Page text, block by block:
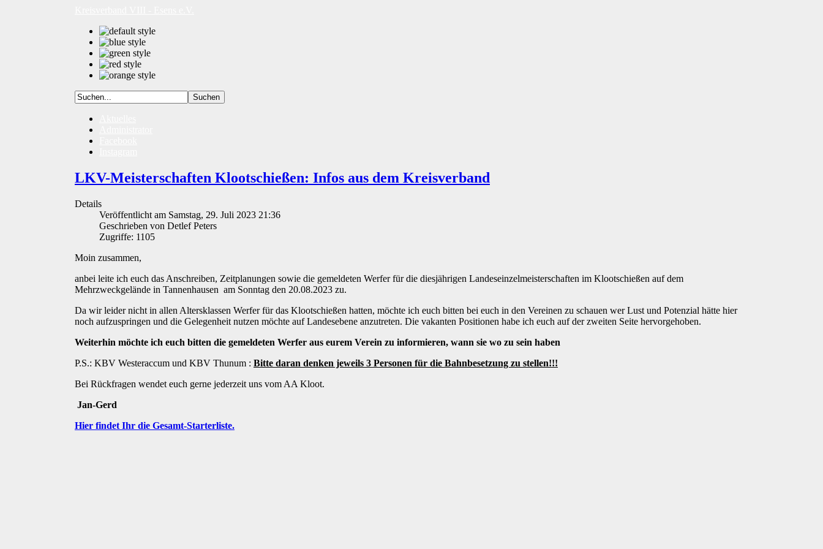
LKV-Meisterschaften Klootschießen: Infos aus dem Kreisverband
Details
Veröffentlicht am Samstag, 29. Juli 2023 21:36
Geschrieben von Detlef Peters
Zugriffe: 1105
Moin zusammen,
anbei leite ich euch das Anschreiben, Zeitplanungen sowie die gemeldeten Werfer für die diesjährigen Landeseinzelmeisterschaften im Klootschießen auf dem
Mehrzweckgelände in Tannenhausen am Sonntag den 20.08.2023 zu.
Da wir leider nicht in allen Altersklassen Werfer für das Klootschießen hatten, möchte ich euch bitten bei euch in den Vereinen zu schauen wer Lust und Potenzial hätte hier
noch aufzuspringen und die Gelegenheit nutzen möchte auf Landesebene anzutreten. Die vakanten Positionen habe ich euch auf der zweiten Seite hervorgehoben.
Weiterhin möchte ich euch bitten die gemeldeten Werfer aus eurem Verein zu informieren, wann sie wo zu sein haben
P.S.: KBV Westeraccum und KBV Thunum : Bitte daran denken jeweils 3 Personen für die Bahnbesetzung zu stellen!!!
Bei Rückfragen wendet euch gerne jederzeit uns vom AA Kloot.
Jan-Gerd
Hier findet Ihr die Gesamt-Starterliste.